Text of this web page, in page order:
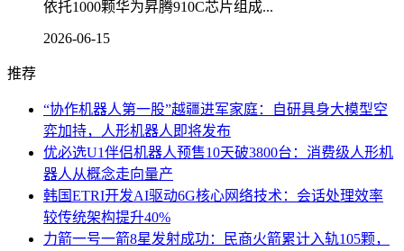
依托1000颗华为昇腾910C芯片组成...
2026-06-15
推荐
“协作机器人第一股”越疆进军家庭：自研具身大模型空
弈加持，人形机器人即将发布
优必选U1伴侣机器人预售10天破3800台：消费级人形机
器人从概念走向量产
韩国ETRI开发AI驱动6G核心网络技术：会话处理效率
较传统架构提升40%
力箭一号一箭8星发射成功：民商火箭累计入轨105颗，